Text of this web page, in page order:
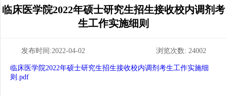
临床医学院2022年硕士研究生招生接收校内调剂考
生工作实施细则
发布时间:2022-04-02 浏览次数: 24002
临床医学院2022年硕士研究生招生接收校内调剂考生工作实施细
则.pdf